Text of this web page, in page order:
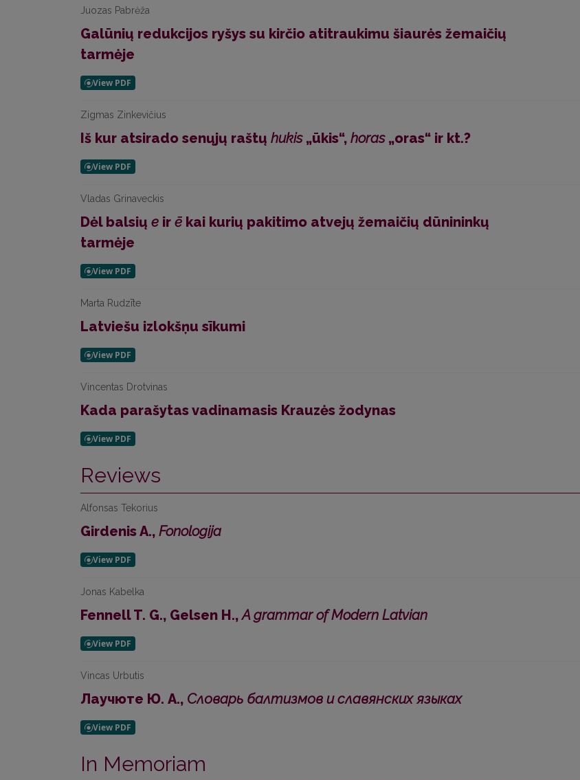
Juozas Pabrėža
Galūnių redukcijos ryšys su kirčio atitraukimu šiaurės žemaičių
tarmėje
Zigmas Zinkevičius
Iš kur atsirado senųjų raštų hukis„ūkis“, horas„oras“ ir kt.?
Vladas Grinaveckis
Dėl balsių e ir ē kai kurių pakitimo atvejų žemaičių dūnininkų
tarmėje
Marta Rudzīte
Latviešu izlokšņu sīkumi
Vincentas Drotvinas
Kada parašytas vadinamasis Krauzės žodynas
Reviews
Alfonsas Tekorius
Girdenis A., Fonologija
Jonas Kabelka
Fennell T. G., Gelsen H.,A grammar of Modern Latvian
Vincas Urbutis
Лаучюте Ю. А., Словарь балтизмов и славянских языках
In Memoriam